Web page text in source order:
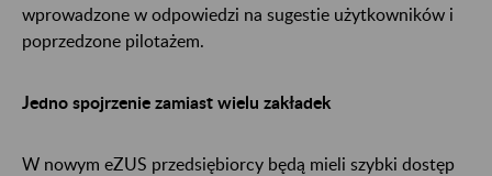
wprowadzone w odpowiedzi na sugestie użytkowników i
poprzedzone pilotażem.
Jedno spojrzenie zamiast wielu zakładek
W nowym eZUS przedsiębiorcy będą mieli szybki dostęp